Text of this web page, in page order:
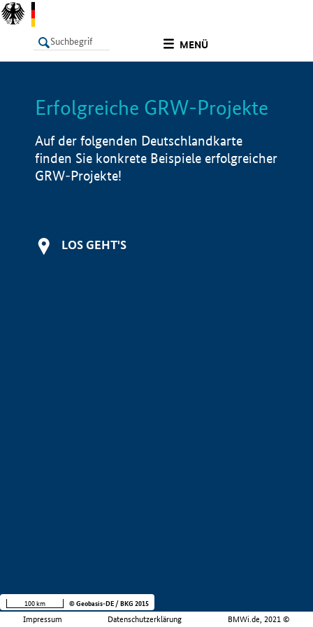
MENÜ
LISTE Info
Erfolgreiche GRW-Projekte
Auf der folgenden Deutschlandkarte
finden Sie konkrete Beispiele erfolgreicher
GRW-Projekte!
LOS GEHT'S
Impressum Datenschutzerklärung BMWi.de, 2021 ©
100 km © Geobasis-DE / BKG 2015